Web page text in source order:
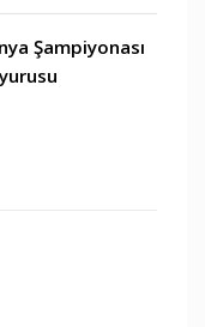
Şampiyonası